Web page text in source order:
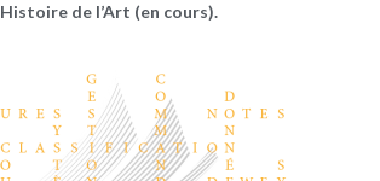
Histoire de l’Art (en cours).